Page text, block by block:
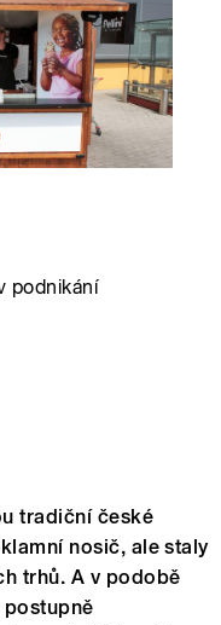
podnikání
tradiční české
nosič, ale staly
trhů. A v podobě